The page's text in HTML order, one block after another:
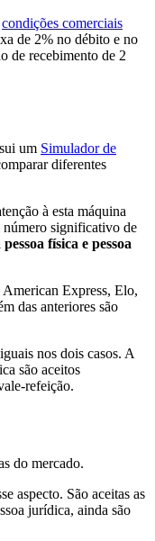
condições comerciais
de 2% no débito e no
de recebimento de 2
um Simulador de
diferentes
à esta máquina
número significativo de
física e pessoa
American Express, Elo,
das anteriores são
nos dois casos. A
são aceitos
refeição.
do mercado.
aspecto. São aceitas as
jurídica, ainda são